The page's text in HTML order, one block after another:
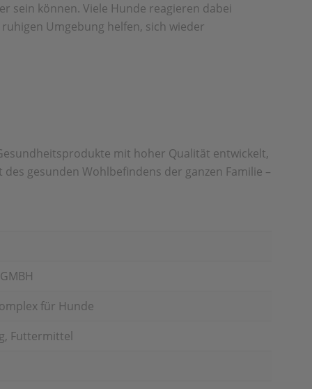
sein können. Viele Hunde reagieren dabei
Umgebung helfen, sich wieder
mit hoher Qualität entwickelt,
gesunden Wohlbefindens der ganzen Familie –
für Hunde
Futtermittel